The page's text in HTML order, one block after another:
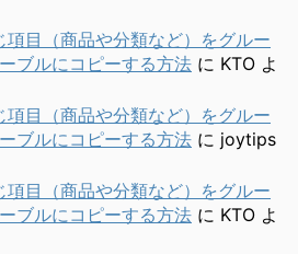
項目（商品や分類など）をグルー
ブルにコピーする方法 に KTO よ
項目（商品や分類など）をグルー
ブルにコピーする方法 に joytips
項目（商品や分類など）をグルー
ブルにコピーする方法 に KTO よ